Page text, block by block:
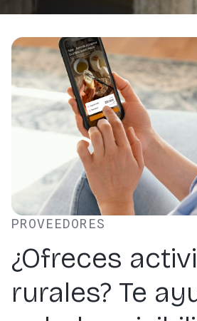
PROVEEDORES
¿Ofreces
rurales? Te